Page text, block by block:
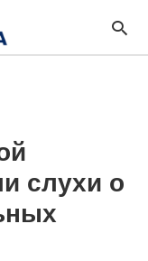
слухи о